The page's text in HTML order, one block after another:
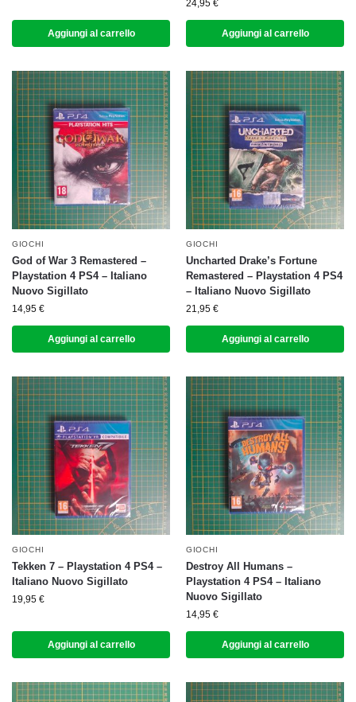
Aggiungi al carrello
24,95 €
Aggiungi al carrello
GIOCHI
God of War 3 Remastered –
Playstation 4 PS4 – Italiano
Nuovo Sigillato
14,95 €
Aggiungi al carrello
GIOCHI
Uncharted Drake’s Fortune
Remastered – Playstation 4 PS4
– Italiano Nuovo Sigillato
21,95 €
Aggiungi al carrello
GIOCHI
Tekken 7 – Playstation 4 PS4 –
Italiano Nuovo Sigillato
19,95 €
Aggiungi al carrello
GIOCHI
Destroy All Humans –
Playstation 4 PS4 – Italiano
Nuovo Sigillato
14,95 €
Aggiungi al carrello